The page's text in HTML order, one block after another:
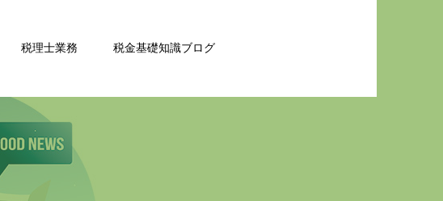
税理士業務 税金基礎知識ブログ